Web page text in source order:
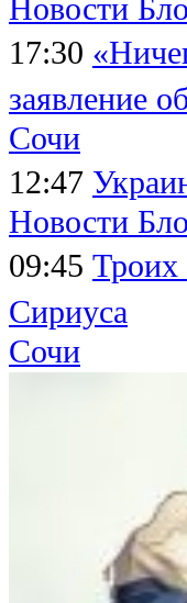
Новости
17:30
заявление
Сочи
12:47
Новости
09:45 Троих
Сириуса
Сочи